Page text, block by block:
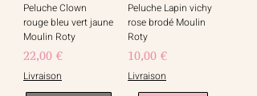
Peluche Clown
rouge bleu vert jaune
Moulin Roty
Prix
22,00 €
Livraison
Peluche Lapin vichy
rose brodé Moulin
Roty
Prix
10,00 €
Livraison